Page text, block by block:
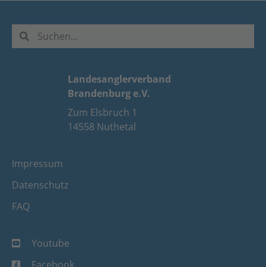
Landesanglerverband
Brandenburg e.V.
Zum Elsbruch 1
14558 Nuthetal
Impressum
Datenschutz
FAQ
Youtube
Facebook